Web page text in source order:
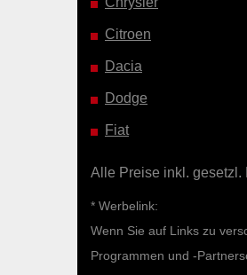
Citroen
Dacia
Dodge
Fiat
Alle Preise inkl. gesetzl.
* Werbelink:
Wenn Sie auf Links zu
Programmen und -